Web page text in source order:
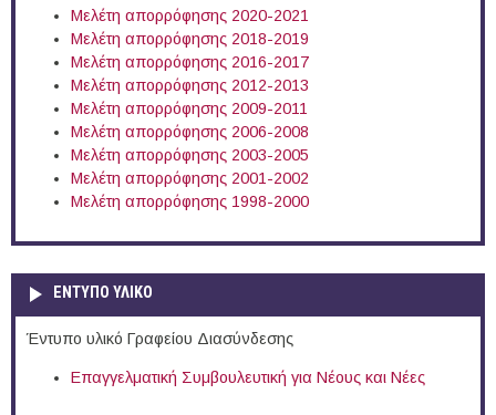
Μελέτη απορρόφησης 2020-2021
Μελέτη απορρόφησης 2018-2019
Μελέτη απορρόφησης 2016-2017
Μελέτη απορρόφησης 2012-2013
Μελέτη απορρόφησης 2009-2011
Μελέτη απορρόφησης 2006-2008
Μελέτη απορρόφησης 2003-2005
Μελέτη απορρόφησης 2001-2002
Μελέτη απορρόφησης 1998-2000
ΕΝΤΥΠΟ ΥΛΙΚΟ
Έντυπο υλικό Γραφείου Διασύνδεσης
Επαγγελματική Συμβουλευτική για Νέους και Νέες